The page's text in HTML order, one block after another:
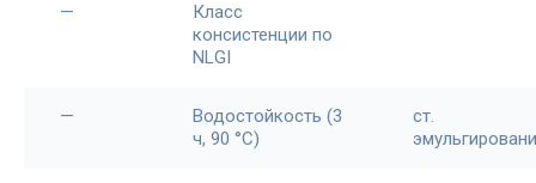
—
Класс
консистенции по
NLGI
—
Водостойкость (3
ч, 90 °C)
ст.